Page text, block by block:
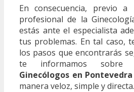
En consecuencia, previo
profesional de la
estás ante el especialista
tus problemas. En tal caso,
los pasos que encontrarás
te informamos sobre
Ginecólogos en
manera veloz, simple y directa.